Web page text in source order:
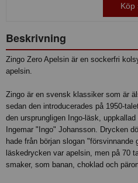
Köp
Beskrivning
Zingo Zero Apelsin är en sockerfri
apelsin.
Zingo är en svensk klassiker som är
sedan den introducerades på 1950-
den ursprungligen Ingo-läsk,
Ingemar "Ingo" Johansson. Drycken
hade från början slogan
läskedrycken var apelsin, men på 70
smaker, som banan, choklad och